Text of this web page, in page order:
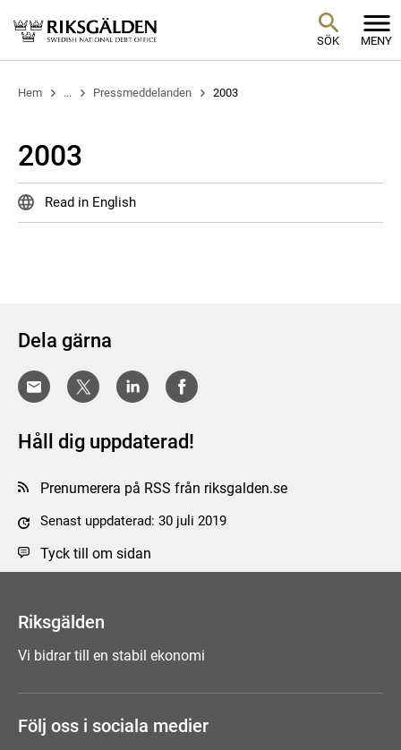
SÖK MENY
Hem ... Pressmeddelanden 2003
2003
Read in English
Dela gärna
Håll dig uppdaterad!
Prenumerera på RSS från riksgalden.se
Senast uppdaterad: 30 juli 2019
Tyck till om sidan
Riksgälden
Vi bidrar till en stabil ekonomi
Följ oss i sociala medier